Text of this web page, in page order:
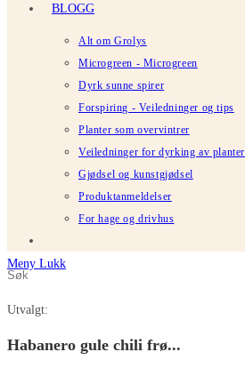
BLOGG
Alt om Grolys
Microgreen - Microgreen
Dyrk sunne spirer
Forspiring - Veiledninger og tips
Planter som overvintrer
Veiledninger for dyrking av planter
Gjødsel og kunstgjødsel
Produktanmeldelser
For hage og drivhus
Meny Lukk
Søk
nettstedet
for
Utvalgt:
Habanero gule chili frø...